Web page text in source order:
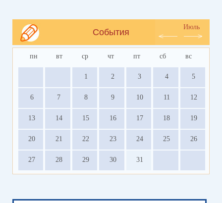
События
Июль
пн вт ср чт пт сб вс
1 2 3 4 5
6 7 8 9 10 11 12
13 14 15 16 17 18 19
20 21 22 23 24 25 26
27 28 29 30 31